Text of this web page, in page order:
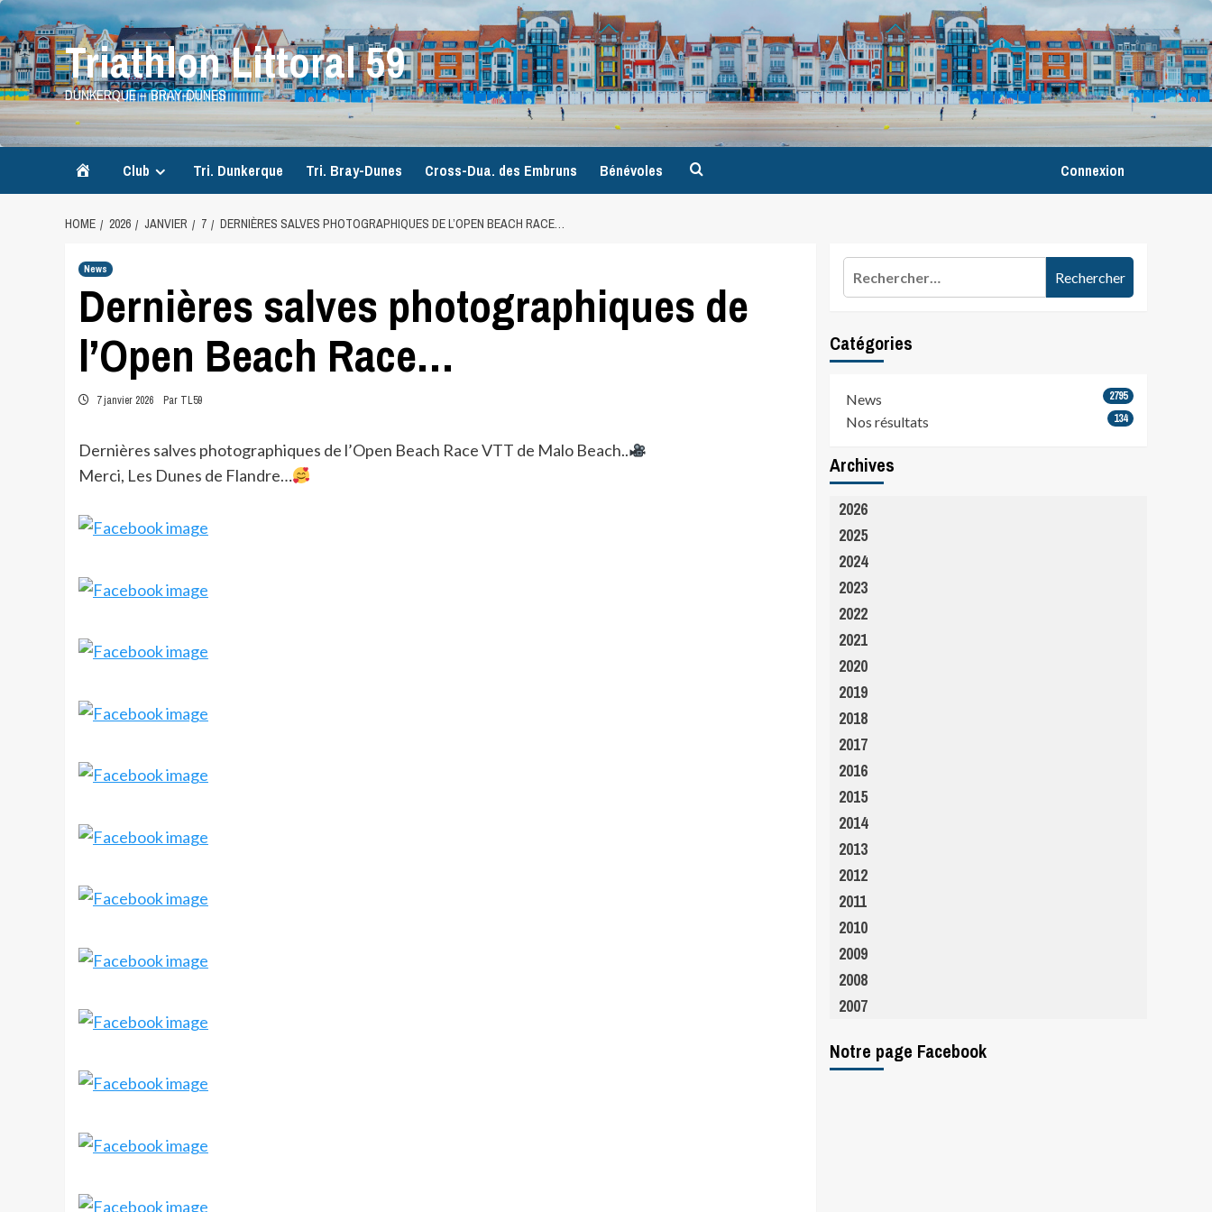
Skip
to
content
Triathlon Littoral 59
DUNKERQUE – BRAY-DUNES
Accueil
Club Tri. Dunkerque Tri. Bray-Dunes Cross-Dua. des Embruns Bénévoles Connexion
HOME 2026 JANVIER 7 DERNIÈRES SALVES PHOTOGRAPHIQUES DE L’OPEN BEACH RACE…
News
Dernières salves photographiques de
l’Open Beach Race…
7 janvier 2026 Par TL59
Dernières salves photographiques de l’Open Beach Race VTT de Malo Beach..
Merci, Les Dunes de Flandre…
Catégories
News 2795
Nos résultats 134
Archives
2026
2025
2024
2023
2022
2021
2020
2019
2018
2017
2016
2015
2014
2013
2012
2011
2010
2009
2008
2007
Notre page Facebook